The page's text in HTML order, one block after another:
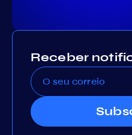
Receber